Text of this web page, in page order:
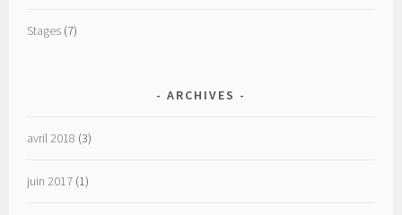
Stages (7)
ARCHIVES
avril 2018 (3)
juin 2017 (1)